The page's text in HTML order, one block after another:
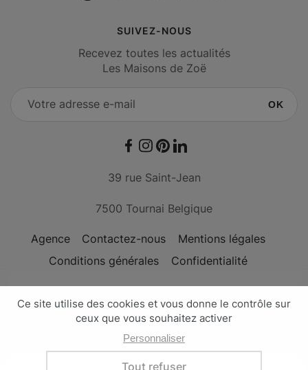
Agence Contactez-nous
Mentions légales
Conditions générales
Confidentialité
39 rue Saint-Jean
7500 Tournai Belgique
SUIVEZ-NOUS
Recevez toutes les actualités
Les Maisons de Zoë
OK
Les Maisons de Zoë - © Copyright 2026